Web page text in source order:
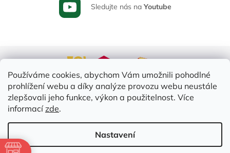
Používáme cookies, abychom Vám umožnili pohodlné
prohlížení webu a díky analýze provozu webu neustále
zlepšovali jeho funkce, výkon a použitelnost. Více
informacízde.
Nastavení
Sledujte nás na Youtube